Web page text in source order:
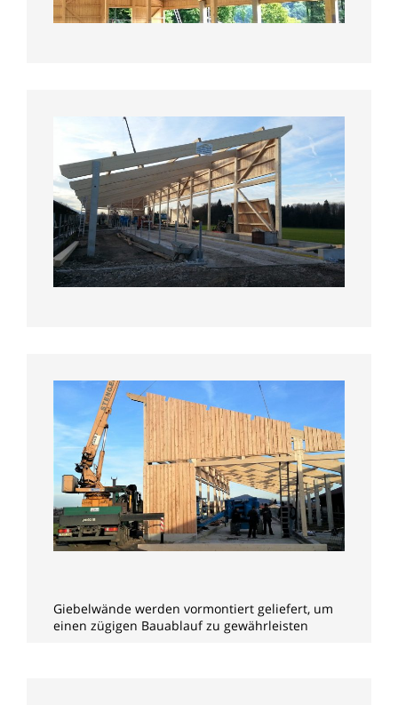
Giebelwände werden vormontiert geliefert, um
einen zügigen Bauablauf zu gewährleisten